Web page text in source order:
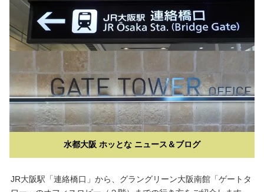
水都大阪 ホッとな ニュース＆ブログ
JR大阪駅「連絡橋口」から、グラングリーン大阪南館「ゲートタ